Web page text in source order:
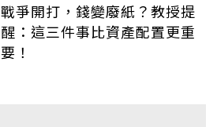
戰爭開打，錢變廢紙？教授提
醒：這三件事比資產配置更重
要！